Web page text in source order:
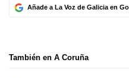
Añade a La Voz de Galicia en
También en A Coruña